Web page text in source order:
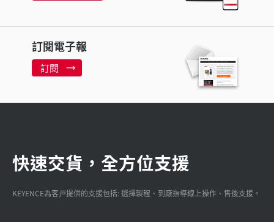
訂閱電子報
訂閱
快速交貨，全方位支援
KEYENCE為客戸提供的支援包括: 選擇製程、到廠指導線上操作、售後支援。